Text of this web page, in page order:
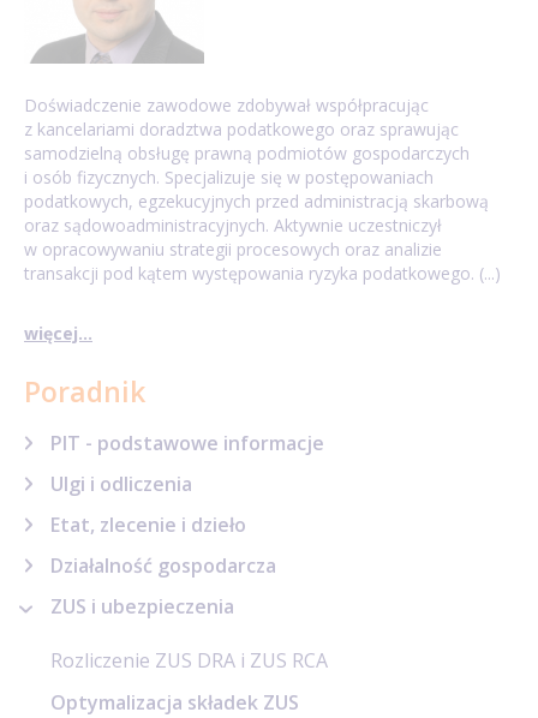
Doświadczenie zawodowe zdobywał współpracując
z kancelariami doradztwa podatkowego oraz sprawując
samodzielną obsługę prawną podmiotów gospodarczych
i osób fizycznych. Specjalizuje się w postępowaniach
podatkowych, egzekucyjnych przed administracją skarbową
oraz sądowoadministracyjnych. Aktywnie uczestniczył
w opracowywaniu strategii procesowych oraz analizie
transakcji pod kątem występowania ryzyka podatkowego. (...)
więcej...
Poradnik
PIT - podstawowe informacje
Ulgi i odliczenia
Etat, zlecenie i dzieło
Działalność gospodarcza
ZUS i ubezpieczenia
Rozliczenie ZUS DRA i ZUS RCA
Optymalizacja składek ZUS